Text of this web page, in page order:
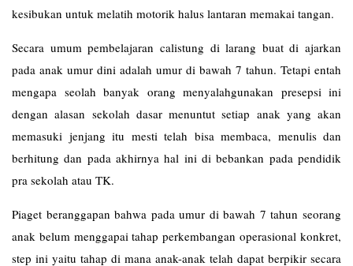
kesibukan untuk melatih motorik halus lantaran memakai tangan.
Secara umum pembelajaran calistung di larang buat di ajarkan
pada anak umur dini adalah umur di bawah 7 tahun. Tetapi entah
mengapa seolah banyak orang menyalahgunakan presepsi ini
dengan alasan sekolah dasar menuntut setiap anak yang akan
memasuki jenjang itu mesti telah bisa membaca, menulis dan
berhitung dan pada akhirnya hal ini di bebankan pada pendidik
pra sekolah atau TK.
Piaget beranggapan bahwa pada umur di bawah 7 tahun seorang
anak belum menggapai tahap perkembangan operasional konkret,
step ini yaitu tahap di mana anak-anak telah dapat berpikir secara